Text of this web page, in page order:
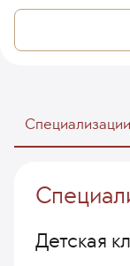
Детская